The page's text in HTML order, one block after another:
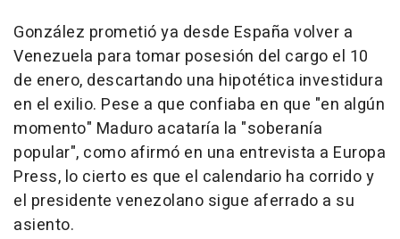
González prometió ya desde España volver a
Venezuela para tomar posesión del cargo el 10
de enero, descartando una hipotética investidura
en el exilio. Pese a que confiaba en que "en algún
momento" Maduro acataría la "soberanía
popular", como afirmó en una entrevista a Europa
Press, lo cierto es que el calendario ha corrido y
el presidente venezolano sigue aferrado a su
asiento.